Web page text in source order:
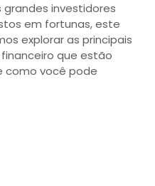
grandes investidores
em fortunas, este
explorar as principais
que estão
como você pode